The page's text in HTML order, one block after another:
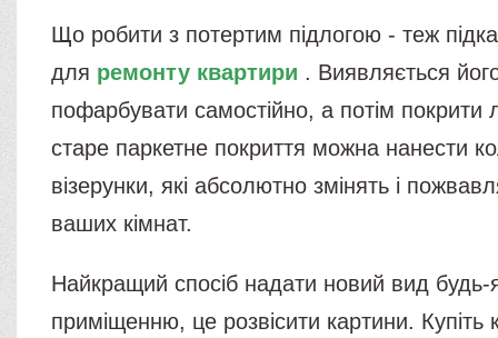
Що робити з потертим підлогою - теж
для ремонту квартири . Виявляється
пофарбувати самостійно, а потім покрити
старе паркетне покриття можна нанести
візерунки, які абсолютно змінять і
ваших кімнат.
Найкращий спосіб надати новий вид будь-
приміщенню, це розвісити картини. Купіть